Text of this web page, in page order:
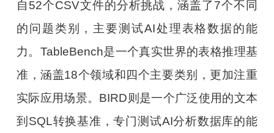
自52个CSV文件的分析挑战，涵盖了7个不同
的问题类别，主要测试AI处理表格数据的能
力。TableBench是一个真实世界的表格推理基
准，涵盖18个领域和四个主要类别，更加注重
实际应用场景。BIRD则是一个广泛使用的文本
到SQL转换基准，专门测试AI分析数据库的能